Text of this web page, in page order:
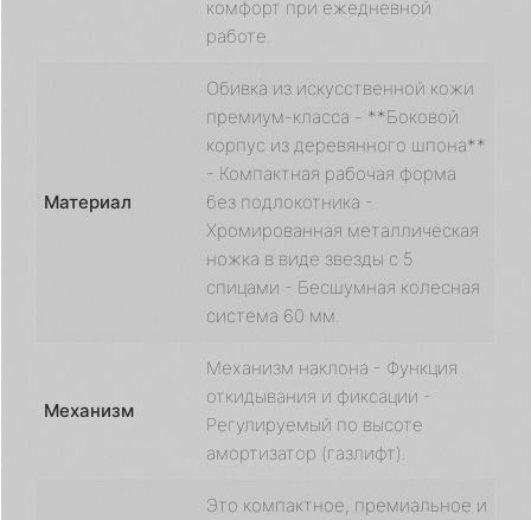
комфорт при ежедневной
работе.
Материал
Обивка из искусственной кожи
премиум-класса - **Боковой
корпус из деревянного шпона**
- Компактная рабочая форма
без подлокотника -
Хромированная металлическая
ножка в виде звезды с 5
спицами - Бесшумная колесная
система 60 мм.
Механизм
Механизм наклона - Функция
откидывания и фиксации -
Регулируемый по высоте
амортизатор (газлифт).
Это компактное, премиальное и